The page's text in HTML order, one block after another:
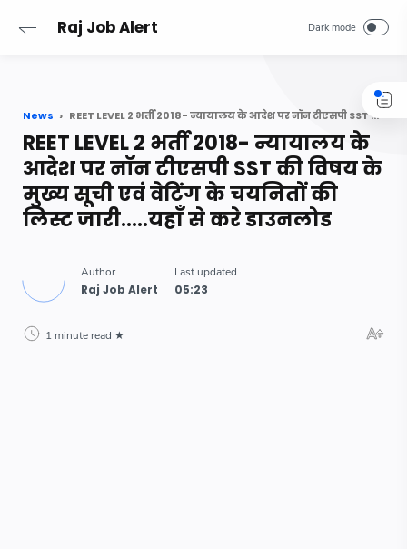
Raj Job Alert
News REET LEVEL 2 भर्ती 2018- न्यायालय के आदेश पर नॉन टीएसपी SST की विषय के मुख्य सूची एवं वेटिंग के चयनितों की लिस्ट जारी.....यहाँ से करे डाउनलोड
REET LEVEL 2 भर्ती 2018- न्यायालय के
आदेश पर नॉन टीएसपी SST की विषय के
मुख्य सूची एवं वेटिंग के चयनितों की
लिस्ट जारी.....यहाँ से करे डाउनलोड
1 minute read